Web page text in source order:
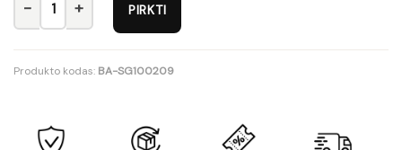
PIRKTI
Produkto kodas: BA-SG100209